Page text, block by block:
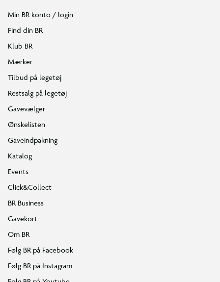
Min BR konto / login
Find din BR
Klub BR
Mærker
Tilbud på legetøj
Restsalg på legetøj
Gavevælger
Ønskelisten
Gaveindpakning
Katalog
Events
Click&Collect
BR Business
Gavekort
Om BR
Følg BR på Facebook
Følg BR på Instagram